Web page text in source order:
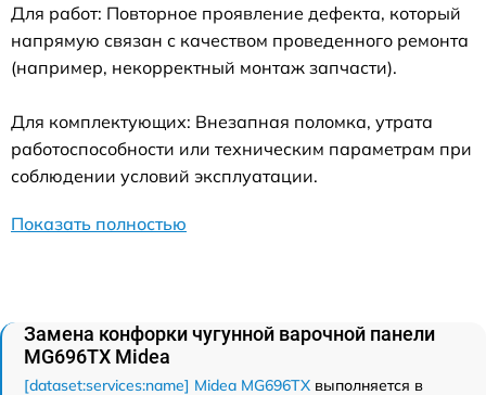
Для работ: Повторное проявление дефекта, который
напрямую связан с качеством проведенного ремонта
(например, некорректный монтаж запчасти).
Для комплектующих: Внезапная поломка, утрата
работоспособности или техническим параметрам при
соблюдении условий эксплуатации.
Показать полностью
Замена конфорки чугунной варочной панели
MG696TX Midea
[dataset:services:name] Midea MG696TX выполняется в